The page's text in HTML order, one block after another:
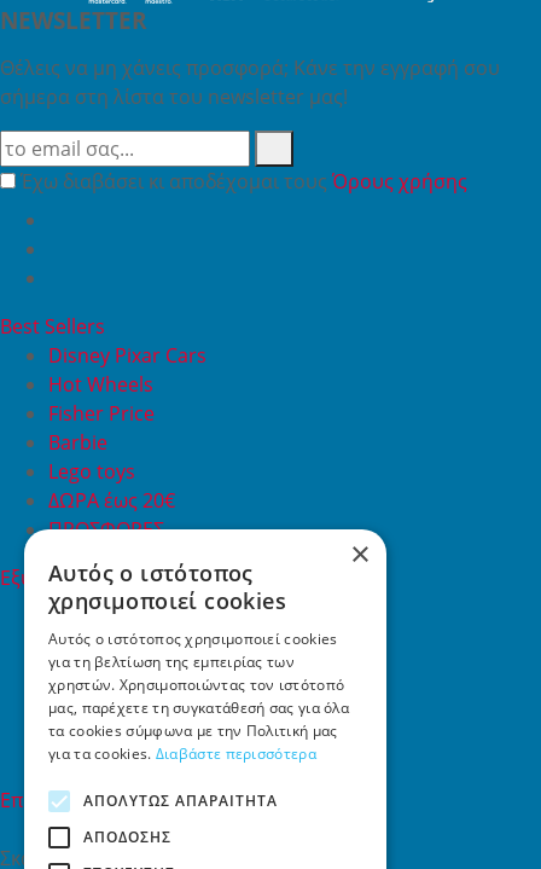
NEWSLETTER
Θέλεις να μη χάνεις προσφορά; Κάνε την εγγραφή σου
σήμερα στη λίστα του newsletter μας!
Έχω διαβάσει κι αποδέχομαι τουςΌρους χρήσης
Best Sellers
Disney Pixar Cars
Hot Wheels
Fisher Price
Barbie
Lego toys
ΔΩΡΑ έως 20€
ΠΡΟΣΦΟΡΕΣ
Εξυπηρέτηση Πελατών
Εξυπηρέτηση πελατών
Συχνές ερωτήσεις
Όροι χρήσης
Τρόποι Πληρωμής
Επιστροφές
Επικοινωνία
Επικοινωνία
Σκαλάνι, Ηράκλειο Κρήτης
×
Αυτός ο ιστότοπος
χρησιμοποιεί cookies
Αυτός ο ιστότοπος χρησιμοποιεί cookies
για τη βελτίωση της εμπειρίας των
χρηστών. Χρησιμοποιώντας τον ιστότοπό
μας, παρέχετε τη συγκατάθεσή σας για όλα
τα cookies σύμφωνα με την Πολιτική μας
για τα cookies. Διαβάστε περισσότερα
ΑΠΟΛΎΤΩΣ ΑΠΑΡΑΊΤΗΤΑ
ΑΠΌΔΟΣΗΣ